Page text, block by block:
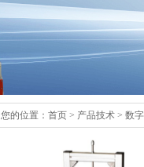
您的位置： 首页 > 产品技术 > 数